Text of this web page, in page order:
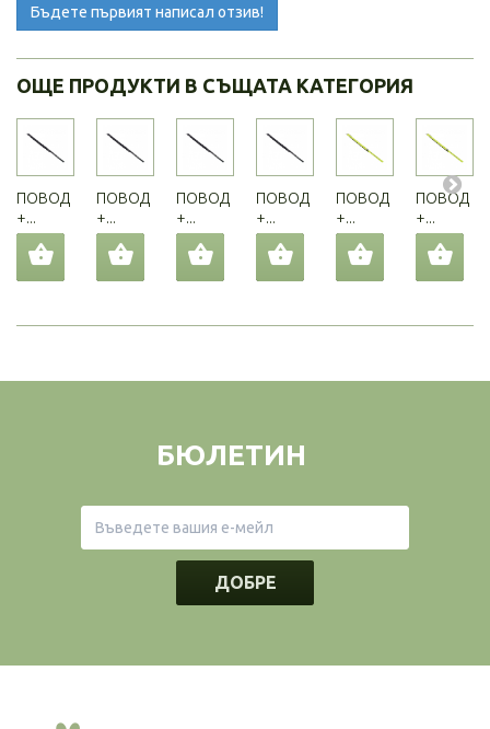
Бъдете първият написал отзив!
ОЩЕ ПРОДУКТИ В СЪЩАТА КАТЕГОРИЯ
ПОВОД
+...
ПОВОД
+...
ПОВОД
+...
ПОВОД
+...
ПОВОД
+...
ПОВОД
+...
БЮЛЕТИН
ДОБРЕ